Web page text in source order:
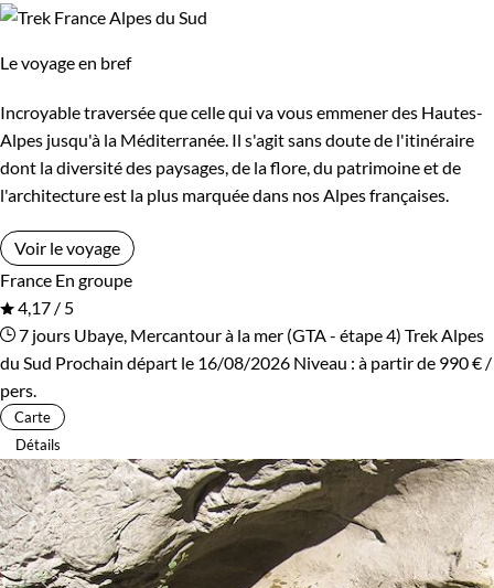
Le voyage en bref
Incroyable traversée que celle qui va vous emmener des Hautes-
Alpes jusqu'à la Méditerranée. Il s'agit sans doute de l'itinéraire
dont la diversité des paysages, de la flore, du patrimoine et de
l'architecture est la plus marquée dans nos Alpes françaises.
Voir le voyage
France En groupe
4,17 / 5
7 jours Ubaye, Mercantour à la mer (GTA - étape 4) Trek Alpes
du Sud Prochain départ le 16/08/2026 Niveau : à partir de 990 € /
pers.
Carte
Détails